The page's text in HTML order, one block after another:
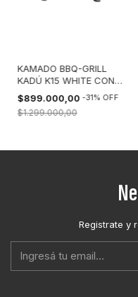
KAMADO BBQ-GRILL
KADÚ K15 WHITE CON
FUNDA
$899.000,00 -31% OFF
$1.299.000,00
Registrate y